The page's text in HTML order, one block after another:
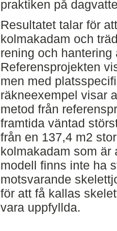
praktiken på
Resultatet talar för
kolmakadam och
rening och hantering
Referensprojekten
men med
räkneexempel visar
metod från
framtida väntad
från en 137,4 m2
kolmakadam som är
modell finns inte ha
motsvarande
för att få kallas
vara uppfyllda.